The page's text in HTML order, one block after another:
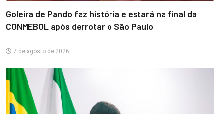
Goleira de Pando faz história e estará na final da
CONMEBOL após derrotar o São Paulo
7 de agosto de 2026